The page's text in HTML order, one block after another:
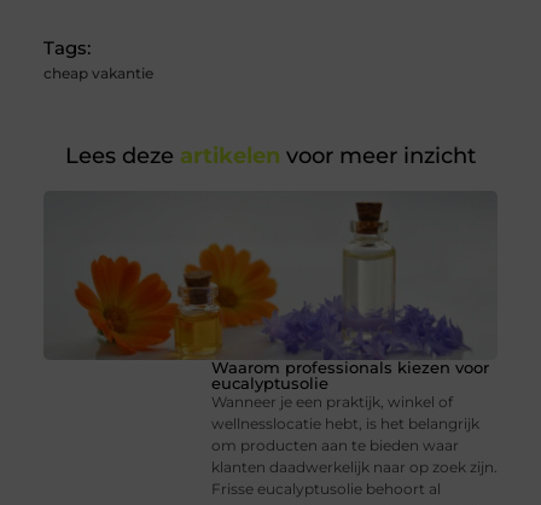
Tags:
cheap vakantie
Lees deze artikelen voor meer inzicht
Waarom professionals kiezen voor
eucalyptusolie
Wanneer je een praktijk, winkel of
wellnesslocatie hebt, is het belangrijk
om producten aan te bieden waar
klanten daadwerkelijk naar op zoek zijn.
Frisse eucalyptusolie behoort al